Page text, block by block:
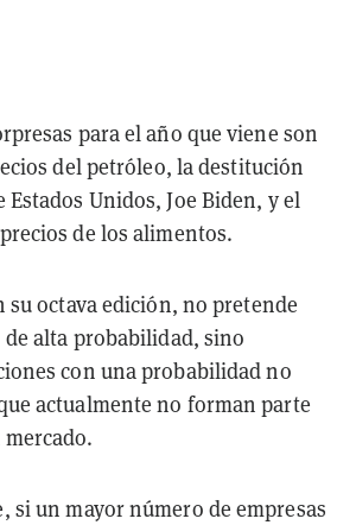
para el año que viene son
del petróleo, la destitución
Unidos, Joe Biden, y el
de los alimentos.
su octava edición, no pretende
alta probabilidad, sino
con una probabilidad no
actualmente no forman parte
si un mayor número de empresas